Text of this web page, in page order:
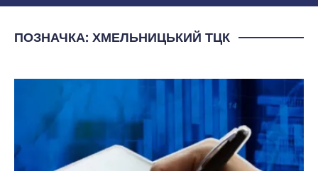
ПОЗНАЧКА: ХМЕЛЬНИЦЬКИЙ ТЦК